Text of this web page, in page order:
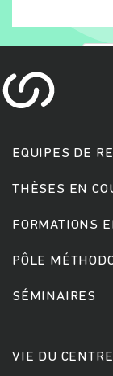
EQUIPES DE
THÈSES EN
FORMATIONS
PÔLE
SÉMINAIRES
VIE DU CENTRE